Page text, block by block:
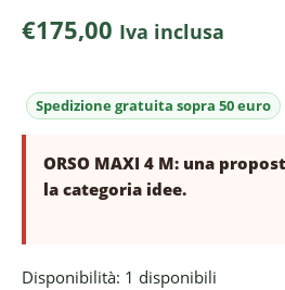
€175,00 Iva inclusa
ORSO MAXI 4 M: una
la categoria idee.
Disponibilità: 1 disponibili